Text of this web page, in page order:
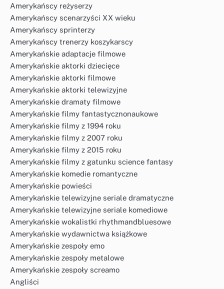
Amerykańscy reżyserzy
Amerykańscy scenarzyści XX wieku
Amerykańscy sprinterzy
Amerykańscy trenerzy koszykarscy
Amerykańskie adaptacje filmowe
Amerykańskie aktorki dziecięce
Amerykańskie aktorki filmowe
Amerykańskie aktorki telewizyjne
Amerykańskie dramaty filmowe
Amerykańskie filmy fantastycznonaukowe
Amerykańskie filmy z 1994 roku
Amerykańskie filmy z 2007 roku
Amerykańskie filmy z 2015 roku
Amerykańskie filmy z gatunku science fantasy
Amerykańskie komedie romantyczne
Amerykańskie powieści
Amerykańskie telewizyjne seriale dramatyczne
Amerykańskie telewizyjne seriale komediowe
Amerykańskie wokalistki rhythmandbluesowe
Amerykańskie wydawnictwa książkowe
Amerykańskie zespoły emo
Amerykańskie zespoły metalowe
Amerykańskie zespoły screamo
Angliści